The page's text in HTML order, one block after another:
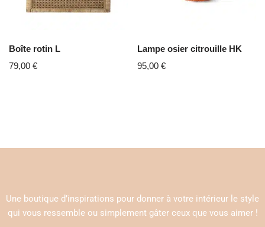
Boîte rotin L
79,00 €
Lampe osier citrouille HK
95,00€
Une boutique d’inspirations pour donner à votre intérieur le style
qui vous ressemble ou simplement gâter ceux que vous aimer !